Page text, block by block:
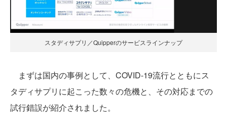
スタディサプリ／Quipperのサービスラインナップ
まずは国内の事例として、COVID-19流行とともにス
タディサプリに起こった数々の危機と、その対応までの
試行錯誤が紹介されました。